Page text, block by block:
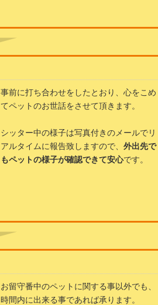
事前に打ち合わせをしたとおり、心をこめ
てペットのお世話をさせて頂きます。
シッター中の様子は写真付きのメールでリ
アルタイムに報告致しますので、 外出先で
もペットの様子が確認できて安心です。
お留守番中のペットに関する事以外でも、
時間内に出来る事であれば承ります。